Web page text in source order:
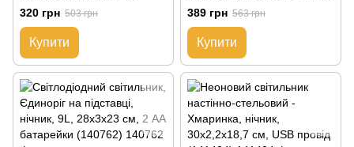
дерев'яний трикутник для 3
фото, 38,5 см, 2 АА, білий
(141271)
320 грн 503 грн
Купити
18x10x24 см, батарейки та
USB провід (140625)
389 грн 563 грн
Купити